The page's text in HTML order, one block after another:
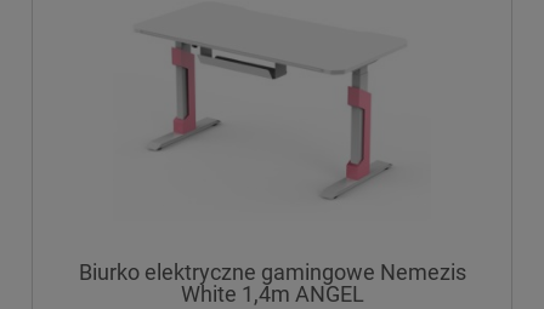
Biurko elektryczne gamingowe Nemezis
White 1,4m ANGEL